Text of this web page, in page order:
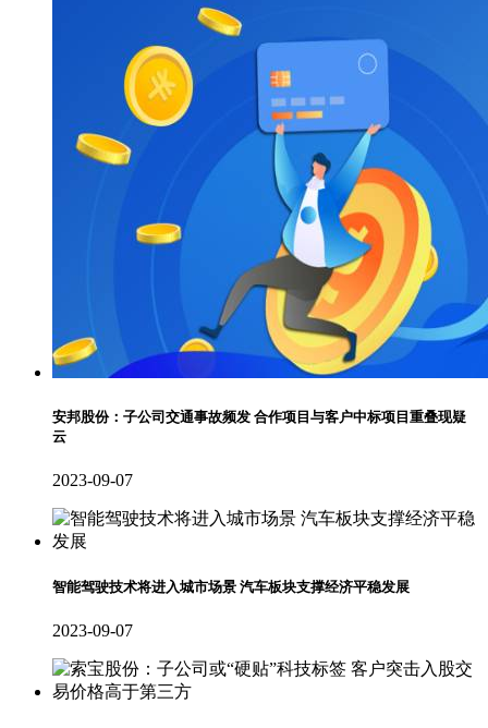
安邦股份：子公司交通事故频发 合作项目与客户中标项目重叠现疑
云
2023-09-07
智能驾驶技术将进入城市场景 汽车板块支撑经济平稳发展
2023-09-07